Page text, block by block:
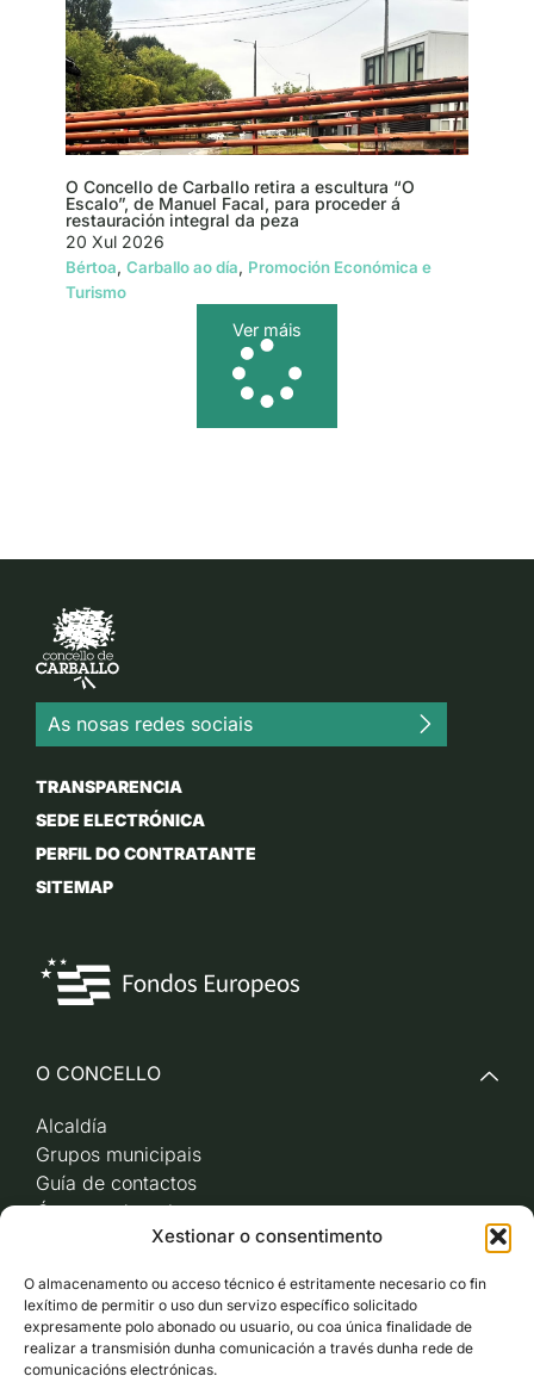
Xestionar o consentimento
O almacenamento ou acceso técnico é estritamente necesario co fin
lexítimo de permitir o uso dun servizo específico solicitado
expresamente polo abonado ou usuario, ou coa única finalidade de
realizar a transmisión dunha comunicación a través dunha rede de
comunicacións electrónicas.
O Concello de Carballo retira a escultura “O
Escalo”, de Manuel Facal, para proceder á
restauración integral da peza
20 Xul 2026
Bértoa, Carballo ao día, Promoción Económica e
Turismo
Ver máis
As nosas redes sociais
TRANSPARENCIA
SEDE ELECTRÓNICA
PERFIL DO CONTRATANTE
SITEMAP
O CONCELLO
Alcaldía
Grupos municipais
Guía de contactos
Órganos de goberno
Acceso a videoactas
xunta de goberno local
Imaxe corporativa